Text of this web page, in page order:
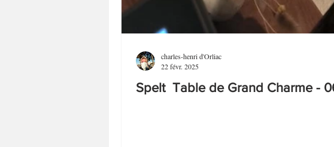
Spelt Table de Grand Charme -
charles-henri d'Orliac
22 févr. 2025